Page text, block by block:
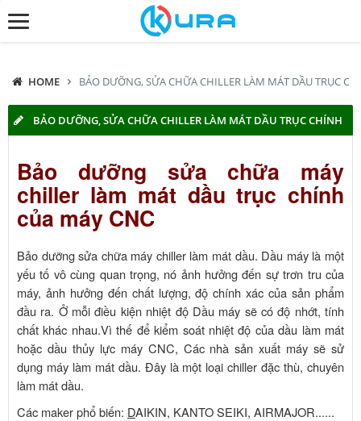
HOME BẢO DƯỠNG, SỬA CHỮA CHILLER LÀM MÁT DẦU TRỤC
BẢO DƯỠNG, SỬA CHỮA CHILLER LÀM MÁT DẦU TRỤC CHÍNH
Bảo dưỡng sửa chữa máy
chiller làm mát dầu trục chính
của máy CNC
Bảo dưỡng sửa chữa máy chiller làm mát dầu. Dầu máy là một
yếu tố vô cùng quan trọng, nó ảnh hưởng đến sự trơn tru của
máy, ảnh hưởng đến chất lượng, độ chính xác của sản phẩm
đầu ra. Ở mỗi điều kiện nhiệt độ Dầu máy sẽ có độ nhớt, tính
chất khác nhau.Vì thế để kiểm soát nhiệt độ của dầu làm mát
hoặc dầu thủy lực máy CNC, Các nhà sản xuất máy sẽ sử
dụng máy làm mát dầu. Đây là một loại chiller đặc thù, chuyên
làm mát dầu.
Các maker phổ biến: DAIKIN, KANTO SEIKI, AIRMAJOR......